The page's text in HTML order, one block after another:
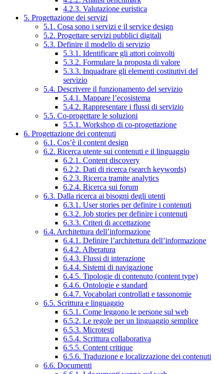
4.2.3. Valutazione euristica
5. Progettazione dei servizi
5.1. Cosa sono i servizi e il service design
5.2. Progettare servizi pubblici digitali
5.3. Definire il modello di servizio
5.3.1. Identificare gli attori coinvolti
5.3.2. Formulare la proposta di valore
5.3.3. Inquadrare gli elementi costitutivi del
servizio
5.4. Descrivere il funzionamento del servizio
5.4.1. Mappare l’ecosistema
5.4.2. Rappresentare i flussi di servizio
5.5. Co-progettare le soluzioni
5.5.1. Workshop di co-progettazione
6. Progettazione dei contenuti
6.1. Cos’è il content design
6.2. Ricerca utente sui contenuti e il linguaggio
6.2.1. Content discovery
6.2.2. Dati di ricerca (search keywords)
6.2.3. Ricerca tramite analytics
6.2.4. Ricerca sui forum
6.3. Dalla ricerca ai bisogni degli utenti
6.3.1. User stories per definire i contenuti
6.3.2. Job stories per definire i contenuti
6.3.3. Criteri di accettazione
6.4. Architettura dell’informazione
6.4.1. Definire l’architettura dell’informazione
6.4.2. Alberatura
6.4.3. Flussi di interazione
6.4.4. Sistemi di navigazione
6.4.5. Tipologie di contenuto (content type)
6.4.6. Ontologie e standard
6.4.7. Vocabolari controllati e tassonomie
6.5. Scrittura e linguaggio
6.5.1. Come leggono le persone sul web
6.5.2. Le regole per un linguaggio semplice
6.5.3. Microtesti
6.5.4. Scrittura collaborativa
6.5.5. Content critique
6.5.6. Traduzione e localizzazione dei contenuti
6.6. Documenti